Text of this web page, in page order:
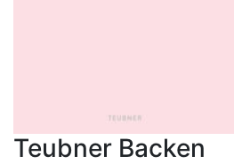
Teubner Backen